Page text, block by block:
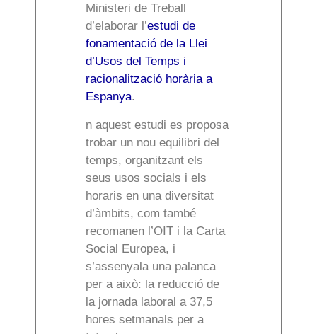
Ministeri de Treball
d’elaborar l’estudi de
fonamentació de la Llei
d’Usos del Temps i
racionalització horària a
Espanya.
n aquest estudi es proposa
trobar un nou equilibri del
temps, organitzant els
seus usos socials i els
horaris en una diversitat
d’àmbits, com també
recomanen l’OIT i la Carta
Social Europea, i
s’assenyala una palanca
per a això: la reducció de
la jornada laboral a 37,5
hores setmanals per a